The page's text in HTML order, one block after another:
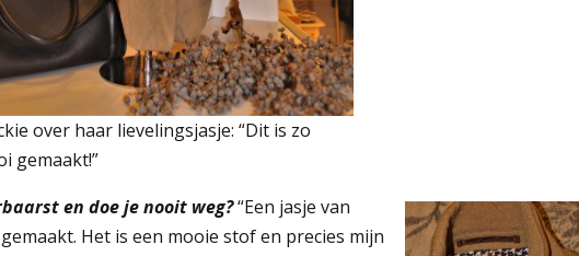
over haar lievelingsjasje: “Dit is zo
gemaakt!”
en doe je nooit weg?“Een jasje van
Het is een mooie stof en precies mijn